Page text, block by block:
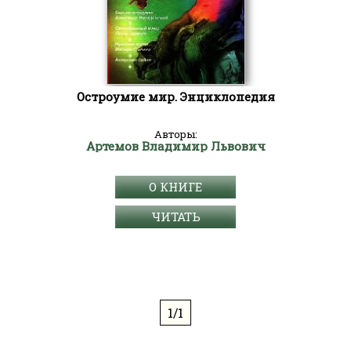
Остроумие мир. Энциклопедия
Авторы:
Артемов Владимир Львович
О КНИГЕ
ЧИТАТЬ
1/1